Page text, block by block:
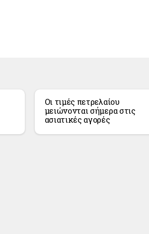
Οι τιμές πετρελαίου
μειώνονται σήμερα στις
ασιατικές αγορές